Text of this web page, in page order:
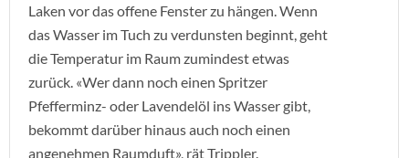
Laken vor das offene Fenster zu hängen. Wenn
das Wasser im Tuch zu verdunsten beginnt, geht
die Temperatur im Raum zumindest etwas
zurück. «Wer dann noch einen Spritzer
Pfefferminz- oder Lavendelöl ins Wasser gibt,
bekommt darüber hinaus auch noch einen
angenehmen Raumduft», rät Trippler.